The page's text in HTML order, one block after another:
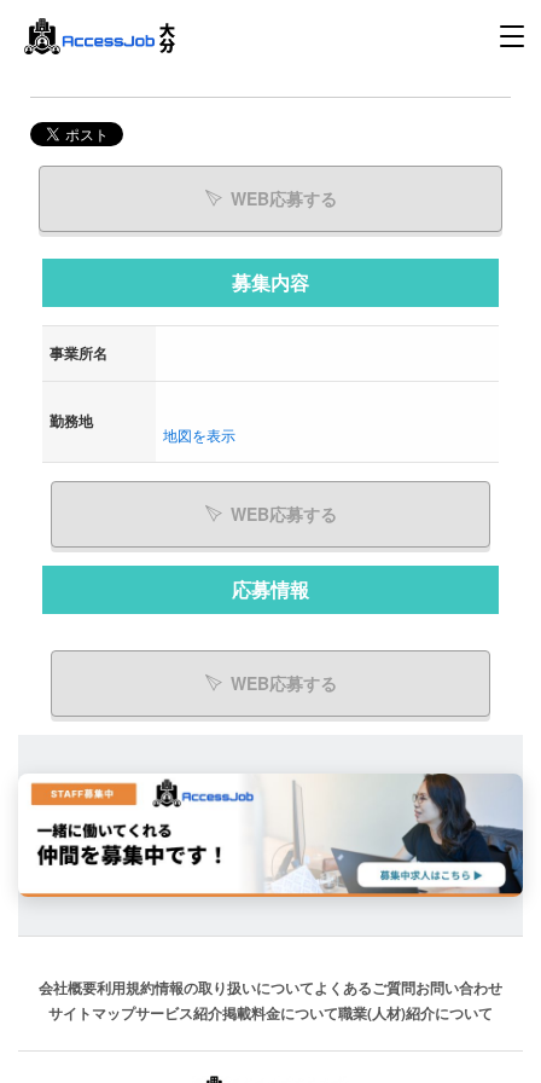
WEB応募する
募集内容
事業所名
勤務地
地図を表示
WEB応募する
応募情報
WEB応募する
会社概要利用規約情報の取り扱いについてよくあるご質問お問い合わせ
サイトマップサービス紹介掲載料金について職業(人材)紹介について